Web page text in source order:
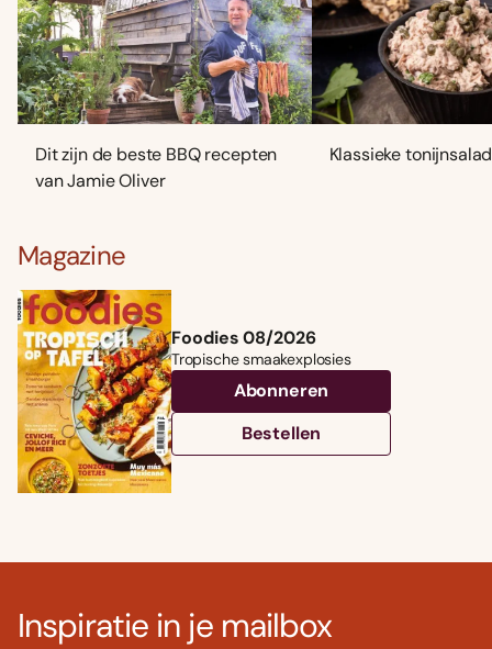
Dit zijn de beste BBQ recepten
van Jamie Oliver
Klassieke
Magazine
Foodies 08/2026
Tropische smaakexplosies
Abonneren
Bestellen
Inspiratie in je mailbox